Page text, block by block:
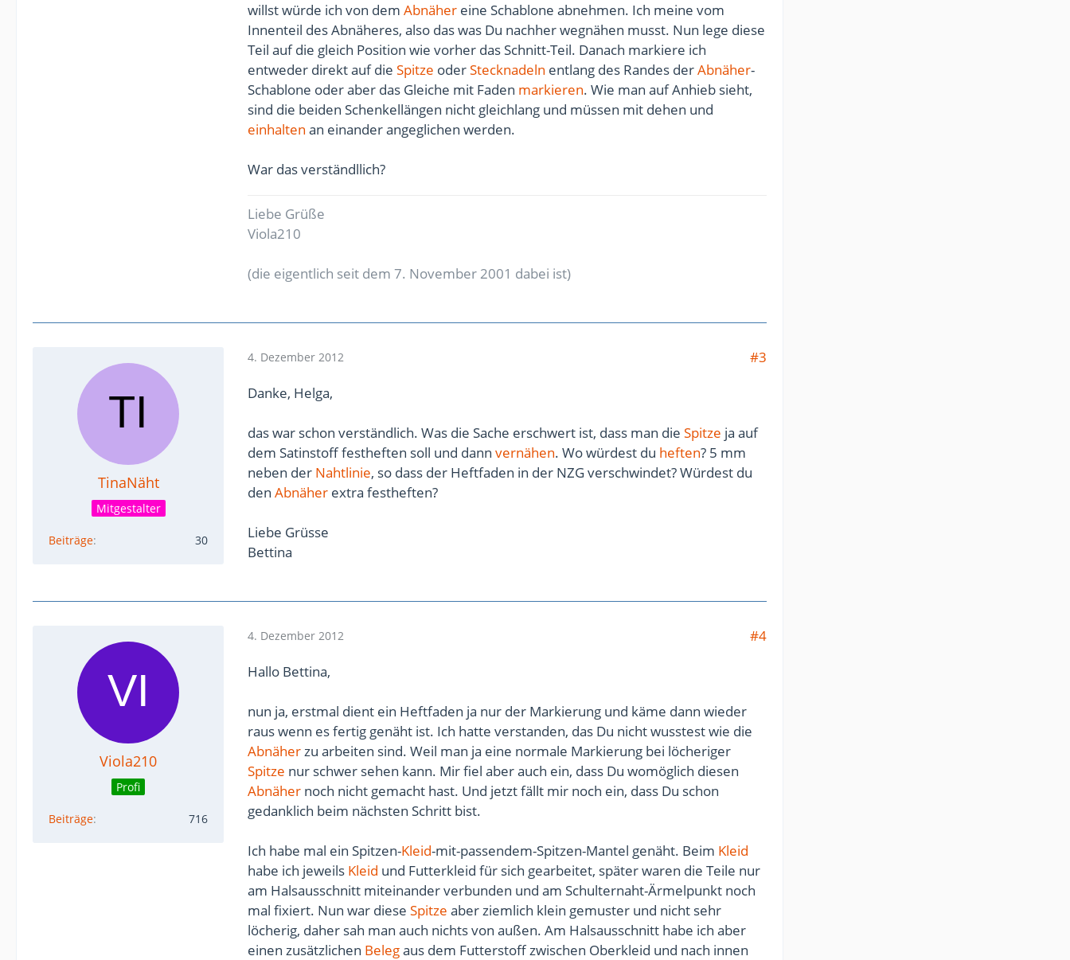
willst würde ich von dem Abnäher eine Schablone abnehmen. Ich meine vom
Innenteil des Abnäheres, also das was Du nachher wegnähen musst. Nun lege diese
Teil auf die gleich Position wie vorher das Schnitt-Teil. Danach markiere ich
entweder direkt auf die Spitze oderStecknadeln entlang des Randes derAbnäher-
Schablone oder aber das Gleiche mit Faden markieren. Wie man auf Anhieb sieht,
sind die beiden Schenkellängen nicht gleichlang und müssen mit dehen und
einhalten an einander angeglichen werden.
War das verständllich?
Liebe Grüße
Viola210
(die eigentlich seit dem 7. November 2001 dabei ist)
TinaNäht
Mitgestalter
Beiträge 30
4. Dezember 2012
#3
Danke, Helga,
das war schon verständlich. Was die Sache erschwert ist, dass man die Spitze ja auf
dem Satinstoff festheften soll und dann vernähen. Wo würdest du heften? 5 mm
neben der Nahtlinie, so dass der Heftfaden in der NZG verschwindet? Würdest du
den Abnäher extra festheften?
Liebe Grüsse
Bettina
Viola210
Profi
Beiträge 716
4. Dezember 2012
#4
Hallo Bettina,
nun ja, erstmal dient ein Heftfaden ja nur der Markierung und käme dann wieder
raus wenn es fertig genäht ist. Ich hatte verstanden, das Du nicht wusstest wie die
Abnäherzu arbeiten sind. Weil man ja eine normale Markierung bei löcheriger
Spitze nur schwer sehen kann. Mir fiel aber auch ein, dass Du womöglich diesen
Abnäher noch nicht gemacht hast. Und jetzt fällt mir noch ein, dass Du schon
gedanklich beim nächsten Schritt bist.
Ich habe mal ein Spitzen-Kleid-mit-passendem-Spitzen-Mantel genäht. Beim Kleid
habe ich jeweils Kleid und Futterkleid für sich gearbeitet, später waren die Teile nur
am Halsausschnitt miteinander verbunden und am Schulternaht-Ärmelpunkt noch
mal fixiert. Nun war diese Spitze aber ziemlich klein gemuster und nicht sehr
löcherig, daher sah man auch nichts von außen. Am Halsausschnitt habe ich aber
einen zusätzlichen Belegaus dem Futterstoff zwischen Oberkleid und nach innen